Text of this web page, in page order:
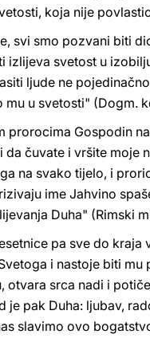
koja nije
svi smo pozvani biti
izlijeva svetost u
ljude ne
mu u svetosti" (Dogm.
prorocima Gospodin
da čuvate i vršite moje
na svako tijelo, i
ime Jahvino
Duha" (Rimski
pa sve do
i nastoje biti mu
otvara srca nadi i
je pak Duha: ljubav,
slavimo ovo